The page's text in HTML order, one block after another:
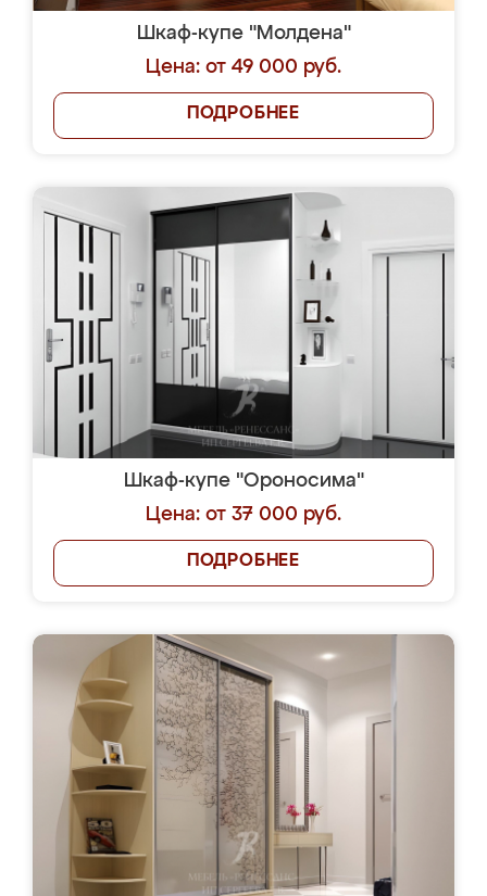
Шкаф-купе "Молдена"
Цена: от 49 000 руб.
ПОДРОБНЕЕ
Шкаф-купе "Ороносима"
Цена: от 37 000 руб.
ПОДРОБНЕЕ